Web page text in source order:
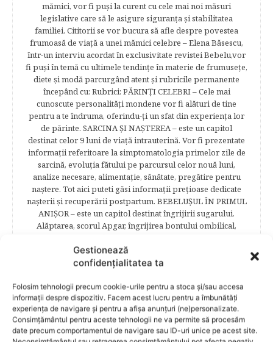
Gestionează
confidențialitatea ta
Folosim tehnologii precum cookie-urile pentru a stoca și/sau accesa
informații despre dispozitiv. Facem acest lucru pentru a îmbunătăți
experiența de navigare și pentru a afișa anunțuri (ne)personalizate.
Consimțământul pentru aceste tehnologii ne va permite să procesăm
date precum comportamentul de navigare sau ID-uri unice pe acest site.
mămici, vor fi puşi la curent cu cele mai noi măsuri
legislative care să le asigure siguranţa şi stabilitatea
familiei. Cititorii se vor bucura să afle despre povestea
frumoasă de viață a unei mămici celebre – Elena Băsescu,
într-un interviu acordat în exclusivitate revistei Bebelu,vor
fi puşi în temă cu ultimele tendinţe în materie de frumuseţe,
diete şi modă parcurgând atent şi rubricile permanente
începând cu: Rubrici: PĂRINŢI CELEBRI – Cele mai
cunoscute personalităţi mondene vor fi alături de tine
pentru a te îndruma, oferindu-ţi un sfat din experienţa lor
de părinte. SARCINA ŞI NAŞTEREA – este un capitol
destinat celor 9 luni de viaţă intrauterină. Vor fi prezentate
informaţii referitoare la simptomatologia primelor zile de
sarcină, evoluţia fătului pe parcursul celor nouă luni,
analize necesare, alimentaţie, sănătate, pregătire pentru
naştere. Tot aici puteti găsi informaţii preţioase dedicate
naşterii şi recuperării postpartum. BEBELUŞUL ÎN PRIMUL
ANIŞOR – este un capitol destinat îngrijirii sugarului.
Alăptarea, scorul Apgar, îngrijirea bontului ombilical,
captivante subcategorii. COPILUL 1-6 ANI – este un capitol
dedicat creşterii şi îngrijirii copilului din primul an şi până
se descurce cu propriul copil, cum să îl îngrijească în aşa fel
încât să crească perfect sănătos. EDUCAŢIE – este un capitol
captivant în care poţi afla cum să îţi educi copilul în aşa fel
încât să poţi obţine performanţe şcolare sigure. FAMILIA –
este un capitol destinat vieţii de familie ce conţine o serie